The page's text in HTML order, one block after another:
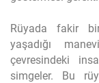
Rüyada fakir
yaşadığı
çevresindeki
simgeler. Bu